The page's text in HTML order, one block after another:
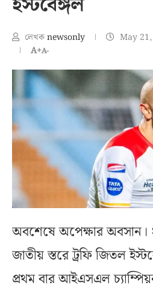
লেখকnewsonly May
A+A-
অবশেষে অপেক্ষার
জাতীয় স্তরে ট্রফি জিতল
প্রথম বার আইএসএল